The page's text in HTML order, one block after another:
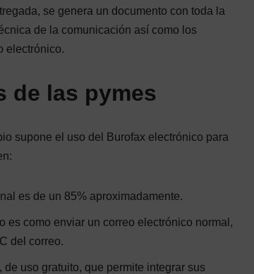
se genera un documento con toda la
de la comunicación así como los
electrónico.
de las pymes
supone el uso del Burofax electrónico para
es de un 85% aproximadamente.
es como enviar un correo electrónico normal,
del correo.
uso gratuito, que permite integrar sus